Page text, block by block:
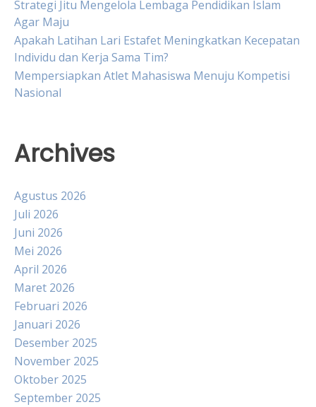
Strategi Jitu Mengelola Lembaga Pendidikan Islam
Agar Maju
Apakah Latihan Lari Estafet Meningkatkan Kecepatan
Individu dan Kerja Sama Tim?
Mempersiapkan Atlet Mahasiswa Menuju Kompetisi
Nasional
Archives
Agustus 2026
Juli 2026
Juni 2026
Mei 2026
April 2026
Maret 2026
Februari 2026
Januari 2026
Desember 2025
November 2025
Oktober 2025
September 2025